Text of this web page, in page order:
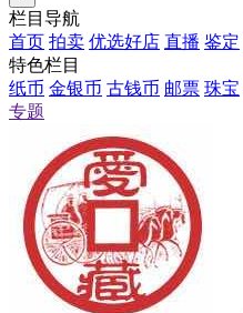
栏目导航
首页 拍卖 优选好店 直播 鉴定
特色栏目
纸币 金银币 古钱币 邮票 珠宝
专题